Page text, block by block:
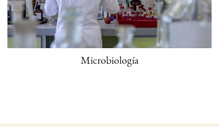
Microbiología